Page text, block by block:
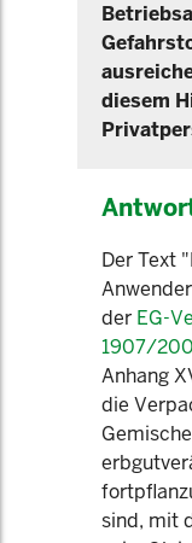
diesem
Der Text
der EG-
1907/
Anhang
die
sind, mit